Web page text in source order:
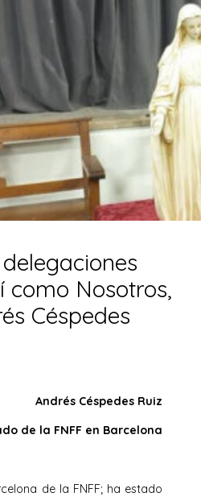
como Nosotros,
Céspedes
Andrés Céspedes Ruiz
de la FNFF en Barcelona
de la FNFF; ha estado